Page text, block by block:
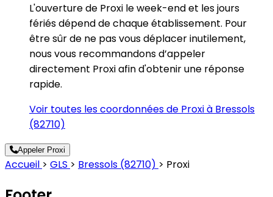
L'ouverture de Proxi le week-end et les jours
fériés dépend de chaque établissement. Pour
être sûr de ne pas vous déplacer inutilement,
nous vous recommandons d’appeler
directement Proxi afin d'obtenir une réponse
rapide.
Voir toutes les coordonnées de Proxi à Bressols
(82710)
Appeler Proxi
Accueil > GLS > Bressols (82710) > Proxi